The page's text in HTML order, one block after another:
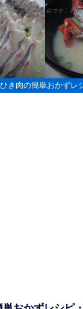
噌炒め
ーヤ の味噌炒めです。叔
ひき肉の簡単おかずレ